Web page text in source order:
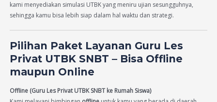
kami menyediakan simulasi UTBK yang meniru ujian sesungguhnya,
sehingga kamu bisa lebih siap dalam hal waktu dan strategi.
Pilihan Paket Layanan Guru Les
Privat UTBK SNBT – Bisa Offline
maupun Online
Offline (Guru Les Privat UTBK SNBT ke Rumah Siswa)